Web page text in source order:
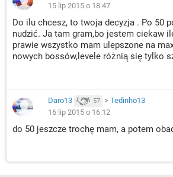
15 lip 2015 o 18:47
Do ilu chcesz, to twoja decyzja . Po 50
nudzić. Ja tam gram,bo jestem ciekaw
prawie wszystko mam ulepszone na
nowych bossów,levele różnią się tylko
Daro13 57 > Tedinho13
16 lip 2015 o 16:12
do 50 jeszcze trochę mam, a potem